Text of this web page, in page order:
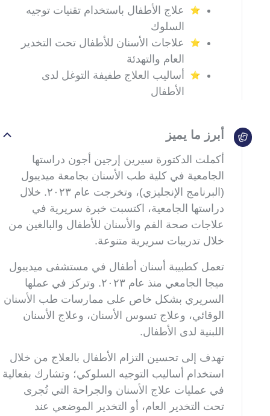
علاج الأطفال باستخدام تقنيات توجيه
السلوك
علاجات الأسنان للأطفال تحت التخدير
العام والتهدئة
أساليب العلاج طفيفة التوغل لدى
الأطفال
أبرز ما يميز
أكملت الدكتورة سيرين إرجين أجون دراستها
الجامعية في كلية طب الأسنان بجامعة ميديبول
(البرنامج الإنجليزي)، وتخرجت عام ٢٠٢٣. خلال
دراستها الجامعية، اكتسبت خبرة سريرية في
علاجات صحة الفم والأسنان للأطفال والبالغين من
خلال تدريبات سريرية متنوعة.
تعمل كطبيبة أسنان أطفال في مستشفى ميديبول
ميجا الجامعي منذ عام ٢٠٢٣. وتركز في عملها
السريري بشكل خاص على ممارسات طب الأسنان
الوقائي، وعلاج تسوس الأسنان، وعلاج الأسنان
اللبنية لدى الأطفال.
تهدف إلى تحسين التزام الأطفال بالعلاج من خلال
استخدام أساليب التوجيه السلوكي؛ وتشارك بفعالية
في عمليات علاج الأسنان والجراحة التي تُجرى
تحت التخدير العام، أو التخدير الموضعي عند